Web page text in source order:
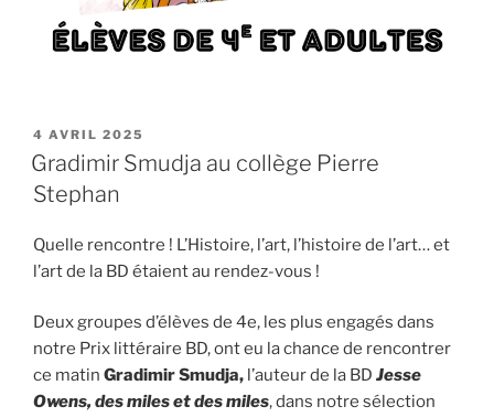
PUBLIÉ
LE
4 AVRIL 2025
Gradimir Smudja au collège Pierre
Stephan
Quelle rencontre ! L’Histoire, l’art, l’histoire de l’art… et
l’art de la BD étaient au rendez-vous !
Deux groupes d’élèves de 4e, les plus engagés dans
notre Prix littéraire BD, ont eu la chance de rencontrer
ce matin Gradimir Smudja, l’auteur de la BD Jesse
Owens, des miles et des miles, dans notre sélection